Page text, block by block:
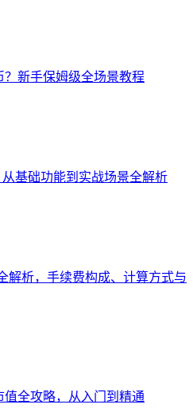
？新手保姆级全场景教程
基础功能到实战场景全解析
解析，手续费构成、计算方式与
值全攻略，从入门到精通